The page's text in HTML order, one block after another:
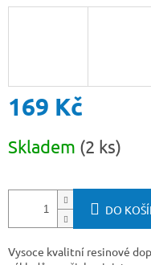
169 Kč
cena:
Skladem (2 ks)
DO
Vysoce kvalitní resinové